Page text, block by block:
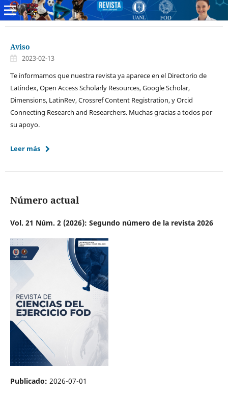
Aviso
2023-02-13
Te informamos que nuestra revista ya aparece en el Directorio de
Latindex, Open Access Scholarly Resources, Google Scholar,
Dimensions, LatinRev, Crossref Content Registration, y Orcid
Connecting Research and Researchers. Muchas gracias a todos por
su apoyo.
Leer más
Número actual
Vol. 21 Núm. 2 (2026): Segundo número de la revista 2026
Publicado: 2026-07-01